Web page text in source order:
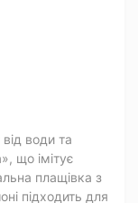
води та
що імітує
плащівка з
підходить для